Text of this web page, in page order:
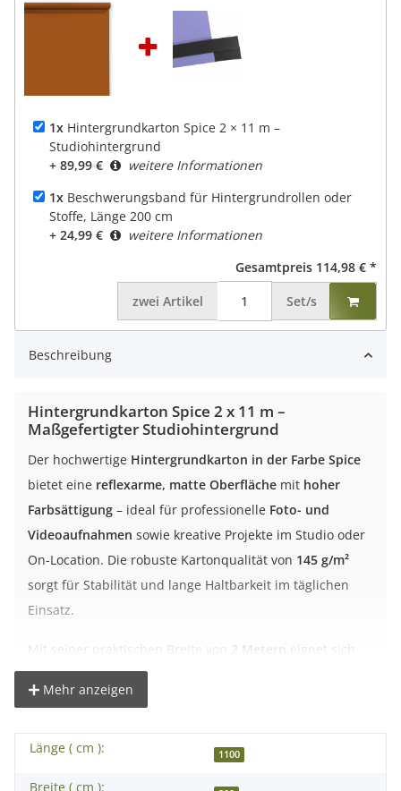
1x Hintergrundkarton Spice 2 × 11 m –
Studiohintergrund
+ 89,99 €
weitere Informationen
1x Beschwerungsband für Hintergrundrollen oder
Stoffe, Länge 200 cm
+ 24,99 €
weitere Informationen
Gesamtpreis 114,98 € *
zwei Artikel Set/s
Beschreibung
Hintergrundkarton Spice 2 x 11 m –
Maßgefertigter Studiohintergrund
Der hochwertige Hintergrundkarton in der Farbe Spice
bietet eine reflexarme, matte Oberfläche mit hoher
Farbsättigung – ideal für professionelle Foto- und
Videoaufnahmen sowie kreative Projekte im Studio oder
On-Location. Die robuste Kartonqualität von 145 g/m²
sorgt für Stabilität und lange Haltbarkeit im täglichen
Einsatz.
Mit seiner praktischen Breite von 2 Metern
eignet sich
dieser Hintergrund perfekt für Porträts, kleinere Sets
oder Produktaufnahmen. Die Oberfläche ist farbecht,
Vorteile des Hintergrundkartons
Mehr anzeigen
Länge ( cm ): 1100
Breite ( cm ):